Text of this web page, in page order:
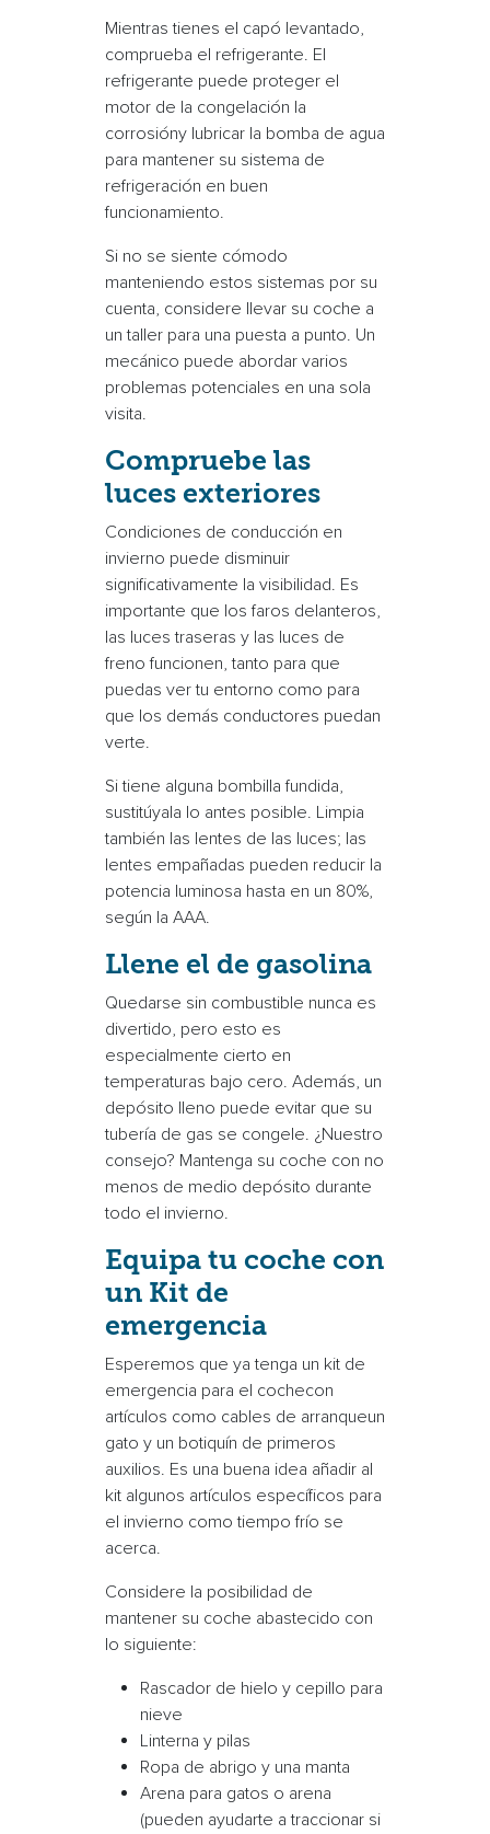
Mientras tienes el capó levantado,
comprueba el refrigerante. El
refrigerante puede proteger el
motor de la congelación la
corrosióny lubricar la bomba de agua
para mantener su sistema de
refrigeración en buen
funcionamiento.
Si no se siente cómodo
manteniendo estos sistemas por su
cuenta, considere llevar su coche a
un taller para una puesta a punto. Un
mecánico puede abordar varios
problemas potenciales en una sola
visita.
Compruebe las
luces exteriores
Condiciones de conducción en
invierno puede disminuir
significativamente la visibilidad. Es
importante que los faros delanteros,
las luces traseras y las luces de
freno funcionen, tanto para que
puedas ver tu entorno como para
que los demás conductores puedan
verte.
Si tiene alguna bombilla fundida,
sustitúyala lo antes posible. Limpia
también las lentes de las luces; las
lentes empañadas pueden reducir la
potencia luminosa hasta en un 80%,
según la AAA.
Llene el de gasolina
Quedarse sin combustible nunca es
divertido, pero esto es
especialmente cierto en
temperaturas bajo cero. Además, un
depósito lleno puede evitar que su
tubería de gas se congele. ¿Nuestro
consejo? Mantenga su coche con no
menos de medio depósito durante
todo el invierno.
Equipa tu coche con
un Kit de
emergencia
Esperemos que ya tenga un kit de
emergencia para el cochecon
artículos como cables de arranqueun
gato y un botiquín de primeros
auxilios. Es una buena idea añadir al
kit algunos artículos específicos para
el invierno comotiempo frío se
acerca.
Considere la posibilidad de
mantener su coche abastecido con
lo siguiente:
Rascador de hielo y cepillo para
nieve
Linterna y pilas
Ropa de abrigo y una manta
Arena para gatos o arena
(pueden ayudarte a traccionar si